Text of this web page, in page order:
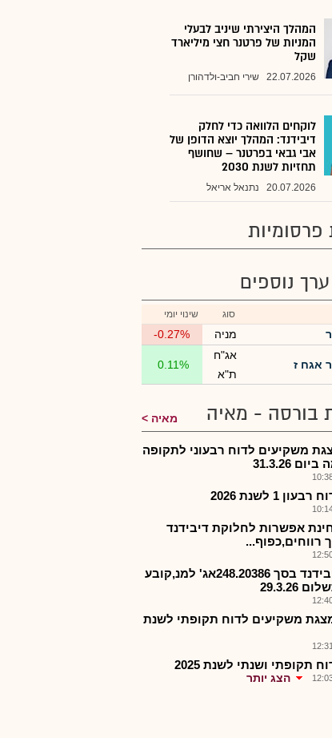
המהלך היצירתי שיניב לבעלי
המניות של פרטנר חצי מיליארד
שקל
22.07.2026 שירי חביב-ולדהורן
לוקחים הלוואה כדי לחלק
דיבידנד: המהלך יוצא הדופן של
אבי גבאי בפרטנר – שחושף
תחזיות לשנת 2030
20.07.2026 נתנאל אריאל
פרסומיות
ערך נוספים
סוג שינוי יומי
מניה -0.27%
אגח ז
אג"ח
ת"א
0.11%
בורסה - מאיה מאיה
משקיעים לדוח רבעוני לתקופה
31.3.26
1 לשנת 2026
אפשרות לחלוקת דיבידנד
רווחים,כפוף...
פרטנר-דיבידנד בסך 248.20386אג' למנ,קובע
משקיעים לדוח תקופתי לשנת
תקופתי ושנתי לשנת 2025
הצג יותר